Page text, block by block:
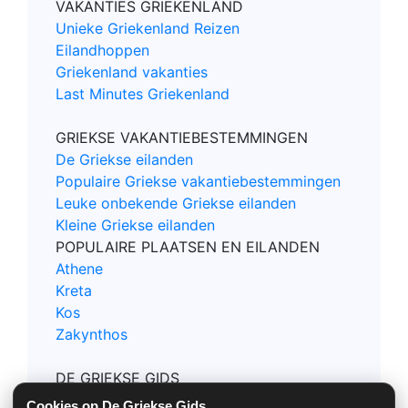
VAKANTIES GRIEKENLAND
Unieke Griekenland Reizen
Eilandhoppen
Griekenland vakanties
Last Minutes Griekenland
GRIEKSE VAKANTIEBESTEMMINGEN
De Griekse eilanden
Populaire Griekse vakantiebestemmingen
Leuke onbekende Griekse eilanden
Kleine Griekse eilanden
POPULAIRE PLAATSEN EN EILANDEN
Athene
Kreta
Kos
Zakynthos
DE GRIEKSE GIDS
Contact